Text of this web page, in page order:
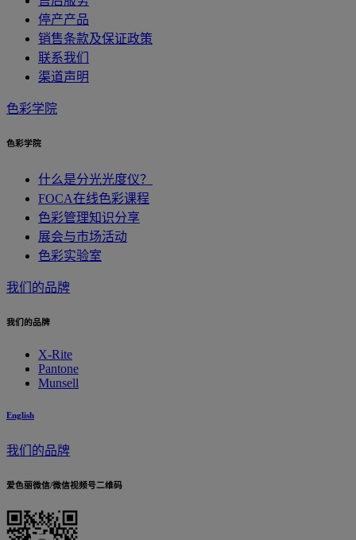
停产产品
销售条款及保证政策
联系我们
渠道声明
色彩学院
色彩学院
什么是分光光度仪？
FOCA在线色彩课程
色彩管理知识分享
展会与市场活动
色彩实验室
我们的品牌
我们的品牌
X-Rite
Pantone
Munsell
English
我们的品牌
爱色丽微信/微信视频号二维码